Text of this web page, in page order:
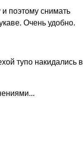
поэтому снимать
Очень удобно.
тупо накидались в